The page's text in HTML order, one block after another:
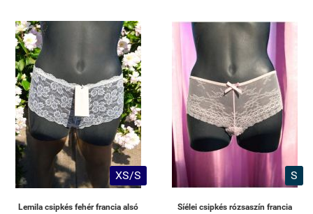
XS/S
Lemila csipkés fehér francia alsó
S
Síélei csipkés rózsaszín francia